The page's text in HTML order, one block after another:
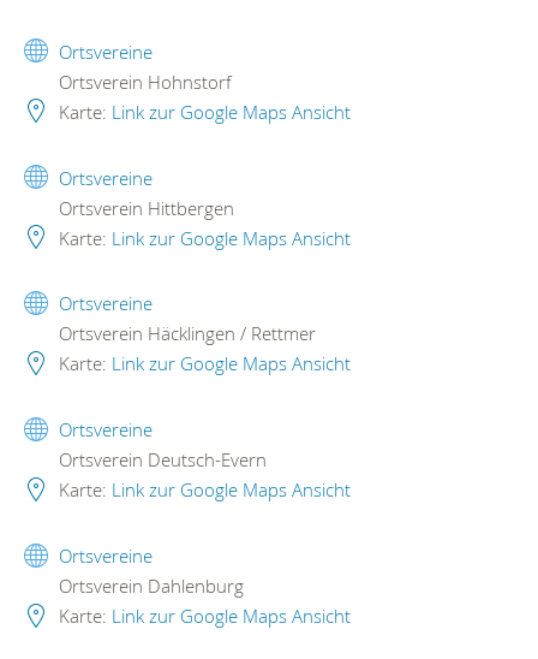
Ortsvereine
Ortsverein Hohnstorf
Karte: Link zur Google Maps Ansicht
Ortsvereine
Ortsverein Hittbergen
Karte: Link zur Google Maps Ansicht
Ortsvereine
Ortsverein Häcklingen / Rettmer
Karte: Link zur Google Maps Ansicht
Ortsvereine
Ortsverein Deutsch-Evern
Karte: Link zur Google Maps Ansicht
Ortsvereine
Ortsverein Dahlenburg
Karte: Link zur Google Maps Ansicht